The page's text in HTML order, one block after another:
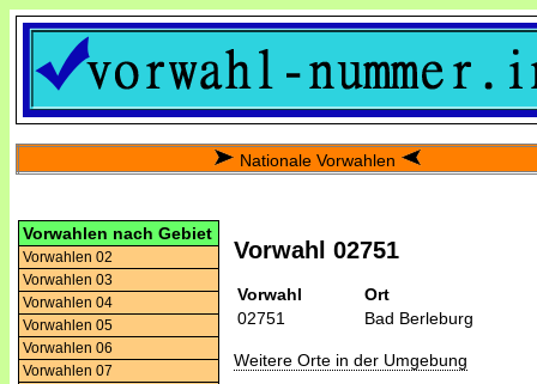
Nationale Vorwahlen
Vorwahlen nach Gebiet
Vorwahlen 02
Vorwahlen 03
Vorwahlen 04
Vorwahlen 05
Vorwahlen 06
Vorwahlen 07
Vorwahl 02751
Vorwahl
Ort
02751
Bad Berleburg
Weitere Orte in der Umgebung